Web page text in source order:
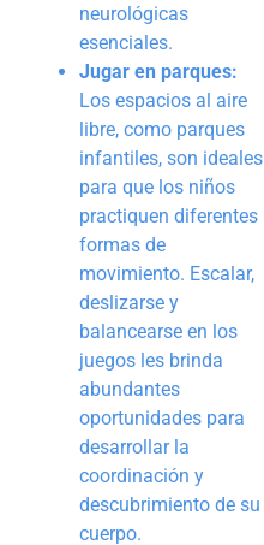
neurológicas
esenciales.
Jugar en parques:
Los espacios al aire
libre, como parques
infantiles, son ideales
para que los niños
practiquen diferentes
formas de
movimiento. Escalar,
deslizarse y
balancearse en los
juegos les brinda
abundantes
oportunidades para
desarrollar la
coordinación y
descubrimiento de su
cuerpo.